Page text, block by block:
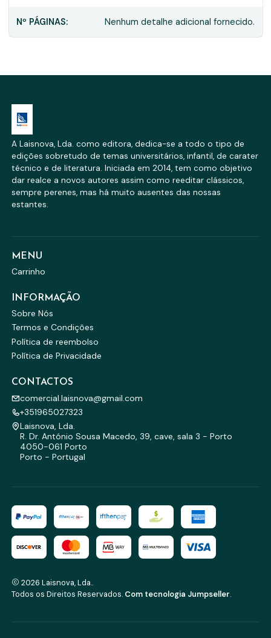
Nº PÁGINAS: Nenhum detalhe adicional fornecido.
A Laisnova, Lda. como editora, dedica-se a todo o tipo de
edições sobretudo de temas universitários, infantil, de carater
técnico e de literatura. Iniciada em 2014, tem como objetivo
dar realce a novos autores assim como reeditar clássicos,
sempre perenes, mas há muito ausentes das nossas
estantes.
MENU
Carrinho
INFORMAÇÃO
Sobre Nós
Termos e Condições
Política de reembolso
Política de Privacidade
CONTACTOS
comercial.laisnova@gmail.com
+351965027323
Laisnova, Lda.
R. Dr. António Sousa Macedo, 39, cave, sala 3 - Porto
4050-061 Porto
Porto - Portugal
2026 Laisnova, Lda..
Todos os Direitos Reservados. Com tecnologia Jumpseller.